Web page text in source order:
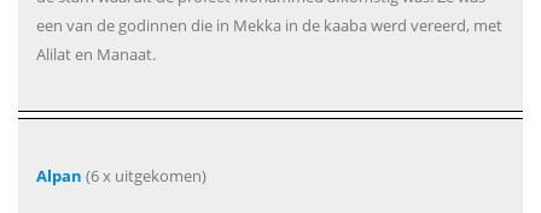
een van de godinnen die in Mekka in de kaaba werd vereerd, met
Alilat en Manaat.
Alpan (6 x uitgekomen)